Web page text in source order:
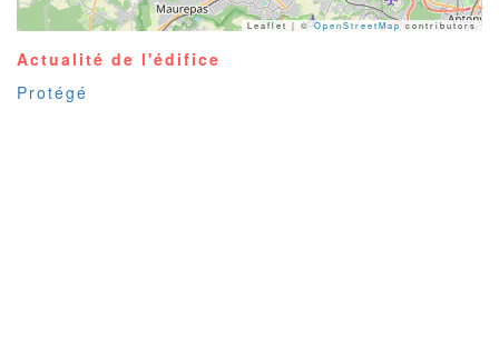
Leaflet | ©OpenStreetMapcontributors
Actualité de l'édifice
Protégé